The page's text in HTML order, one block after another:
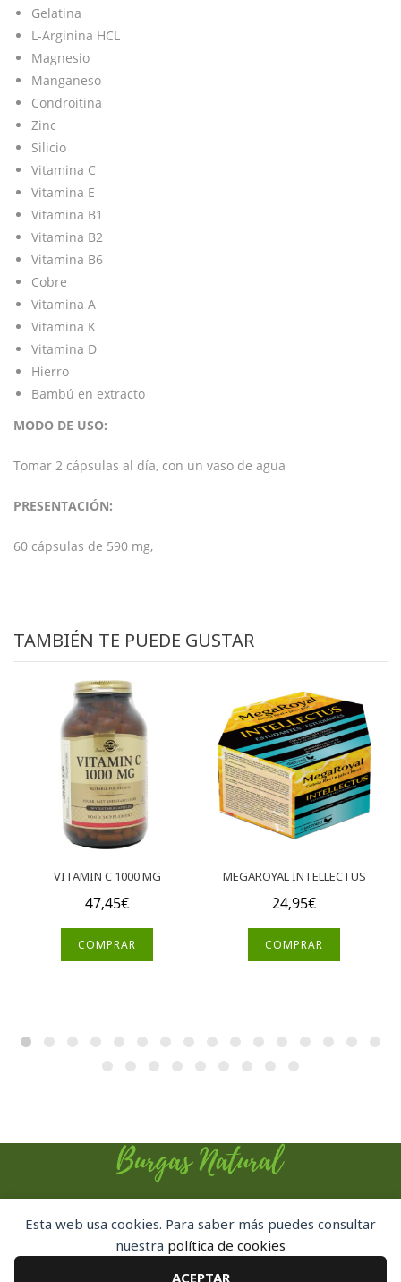
Esta web usa cookies. Para saber más puedes consultar
nuestra política de cookies
ACEPTAR
Gelatina
L-Arginina HCL
Magnesio
Manganeso
Condroitina
Zinc
Silicio
Vitamina C
Vitamina E
Vitamina B1
Vitamina B2
Vitamina B6
Cobre
Vitamina A
Vitamina K
Vitamina D
Hierro
Bambú en extracto
MODO DE USO:
Tomar 2 cápsulas al día, con un vaso de agua
PRESENTACIÓN:
60 cápsulas de 590 mg,
TAMBIÉN TE PUEDE GUSTAR
VITAMIN C 1000 MG
47,45€
COMPRAR
MEGAROYAL INTELLECTUS
24,95€
COMPRAR
HOME PAGES SHOP
CHECKOUT
BUY THEME!